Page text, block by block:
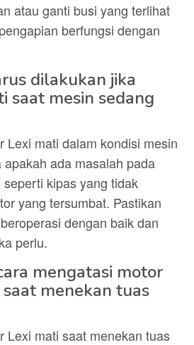
atau ganti busi yang terlihat
berfungsi dengan
dilakukan jika
saat mesin sedang
Lexi mati dalam kondisi mesin
ada masalah pada
kipas yang tidak
yang tersumbat. Pastikan
dengan baik dan
perlu.
mengatasi motor
menekan tuas
Lexi mati saat menekan tuas